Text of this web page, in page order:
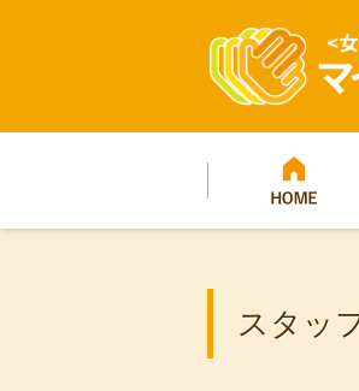
マイベス
プ
スタッ